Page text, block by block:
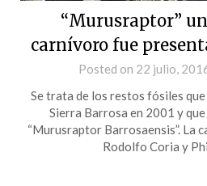
“Murusraptor”
carnívoro fue
Posted on 22 julio,
Se trata de los restos fósiles
Sierra Barrosa en 2001 y
“Murusraptor Barrosaensis”. La
Rodolfo Coria y